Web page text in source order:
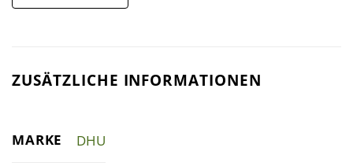
ZUSÄTZLICHE INFORMATIONEN
MARKE DHU